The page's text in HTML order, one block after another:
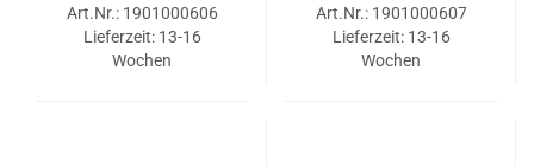
Art.Nr.: 1901000606
Lieferzeit: 13-16
Wochen
Art.Nr.: 1901000607
Lieferzeit: 13-16
Wochen